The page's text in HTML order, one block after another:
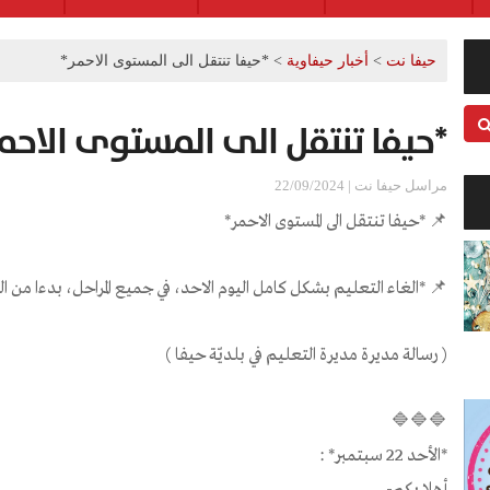
حيفا نت > أخبار حيفاوية > *حيفا تنتقل الى المستوى الاحمر*
*حيفا تنتقل الى المستوى
مراسل حيفا نت | 22/09/2024
📌 *حيفا تنتقل الى المستوى الاحمر*
📌 *الغاء التعليم بشكل كامل اليوم الاحد، في جميع المراحل، بدءا
( رسالة مديرة مديرة التعليم في بلديّة حيفا )
🔷🔷🔷
*الأحد 22 سبتمبر* :